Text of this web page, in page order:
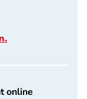
online